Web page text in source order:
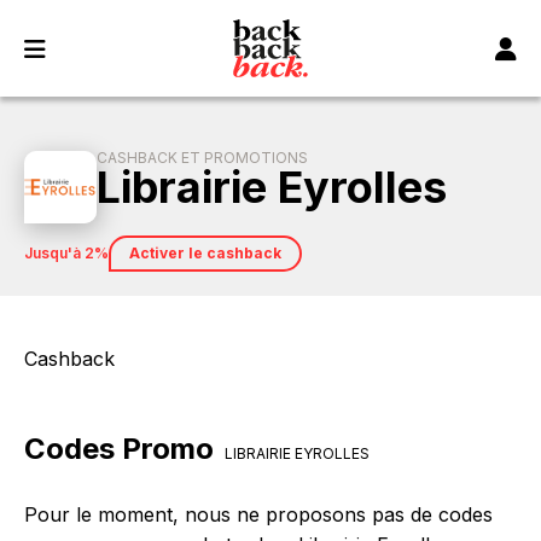
CASHBACK ET PROMOTIONS
Librairie Eyrolles
jusqu'à 2% Activer le cashback
Cashback
Codes Promo LIBRAIRIE EYROLLES
Pour le moment, nous ne proposons pas de codes